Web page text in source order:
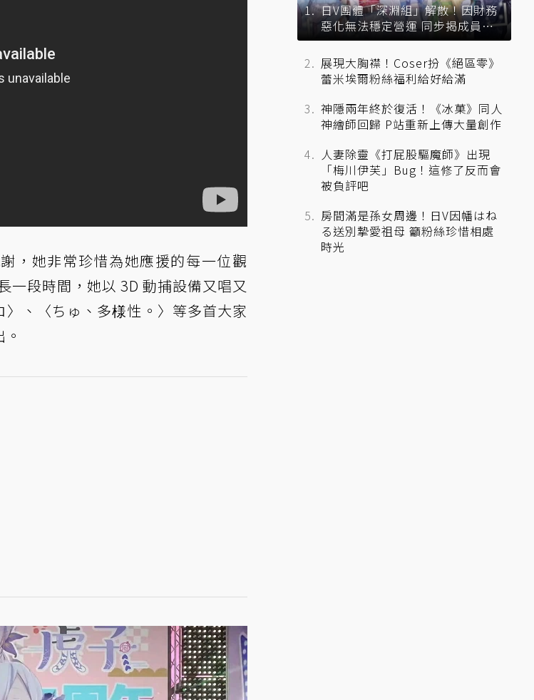
，她非常珍惜為她應援的每一位觀
一段時間，她以 3D 動捕設備又唱又
、〈ちゅ、多様性。〉等多首大家
日V團體「深淵組」解散！因財務
惡化無法穩定營運 同步揭成員未
來去向
展現大胸襟！Coser扮《絕區零》
蕾米埃爾粉絲福利給好給滿
神隱兩年終於復活！《冰菓》同人
神繪師回歸 P站重新上傳大量創作
人妻除靈《打屁股驅魔師》出現
「梅川伊芙」Bug！這修了反而會
被負評吧
房間滿是孫女周邊！日V因幡はね
る送別摯愛祖母 籲粉絲珍惜相處
時光